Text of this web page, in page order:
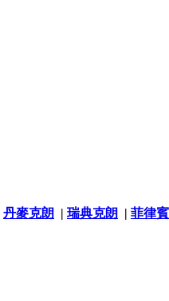
丹麥克朗 | 瑞典克朗 | 菲律賓